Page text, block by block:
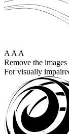
A A A
Remove the images
For visually